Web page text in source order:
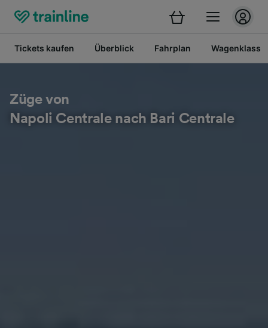
Tickets kaufen Überblick Fahrplan
Züge von
Napoli Centrale nach Bari Centrale